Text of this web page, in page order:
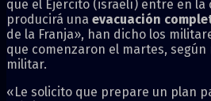
que el Ejército (israelí) entre en la
producirá una evacuación
de la Franja», han dicho los
que comenzaron el martes,
militar.
«Le solicito que prepare un plan